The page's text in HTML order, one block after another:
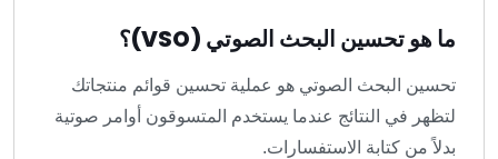
ما هو تحسين البحث الصوتي (VSO)؟
تحسين البحث الصوتي هو عملية تحسين قوائم منتجاتك
لتظهر في النتائج عندما يستخدم المتسوقون أوامر صوتية
بدلاً من كتابة الاستفسارات.